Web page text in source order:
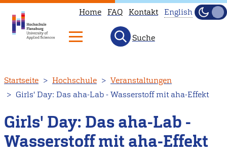
zum
Inhalt
Home FAQ Kontakt
available
English.
Head
English
Hell
Suche
Startseite Hochschule
Veranstaltungen
Girls' Day: Das aha-Lab - Wasserstoff mit aha-Effekt
Girls' Day: Das aha-Lab -
Wasserstoff mit aha-Effekt